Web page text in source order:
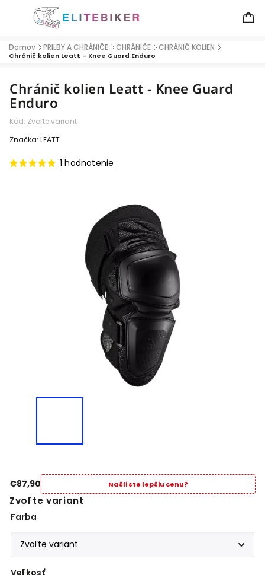
Domov / PRILBY A CHRÁNIČE / CHRÁNIČE / CHRÁNIČ KOLIEN /
Chránič kolien Leatt - Knee Guard Enduro
Chránič kolien Leatt - Knee Guard
Enduro
Kód: Zvoľte variant
1 hodnotenie
Značka: LEATT
€87,90 Našli ste lepšiu cenu?
Zvoľte variant
Farba
Veľkosť